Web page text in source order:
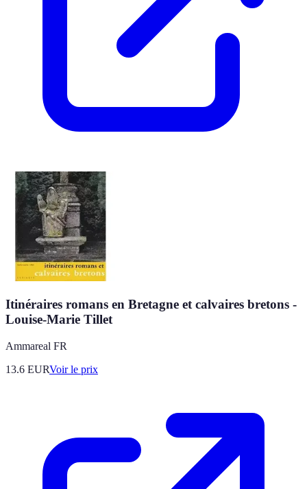
Itinéraires romans en Bretagne et calvaires bretons -
Louise-Marie Tillet
Ammareal FR
13.6 EURVoir le prix